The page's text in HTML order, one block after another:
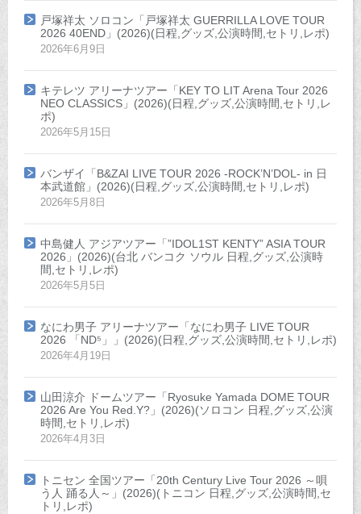
戸塚祥太 ソロコン「戸塚祥太 GUERRILLA LOVE TOUR
2026 40END」(2026)(日程,グッズ,公演時間,セトリ,レポ)
2026年6月9日
キテレツ アリーナツアー「KEY TO LIT Arena Tour 2026
NEO CLASSICS」(2026)(日程,グッズ,公演時間,セトリ,レ
ポ)
2026年5月15日
バンザイ「B&ZAI LIVE TOUR 2026 -ROCK’N’DOL- in 日
本武道館」(2026)(日程,グッズ,公演時間,セトリ,レポ)
2026年5月8日
中島健人 アジアツアー「”IDOL1ST KENTY” ASIA TOUR
2026」(2026)(台北 バンコク ソウル 日程,グッズ,公演時
間,セトリ,レポ)
2026年5月5日
なにわ男子 アリーナツアー「なにわ男子 LIVE TOUR
2026 「ND⁵」」(2026)(日程,グッズ,公演時間,セトリ,レポ)
2026年4月19日
山田涼介 ドームツアー「Ryosuke Yamada DOME TOUR
2026 Are You Red.Y?」(2026)(ソロコン 日程,グッズ,公演
時間,セトリ,レポ)
2026年4月3日
トニセン 全国ツアー「20th Century Live Tour 2026 ～唄
う人 踊る人～」(2026)(トニコン 日程,グッズ,公演時間,セ
トリ,レポ)